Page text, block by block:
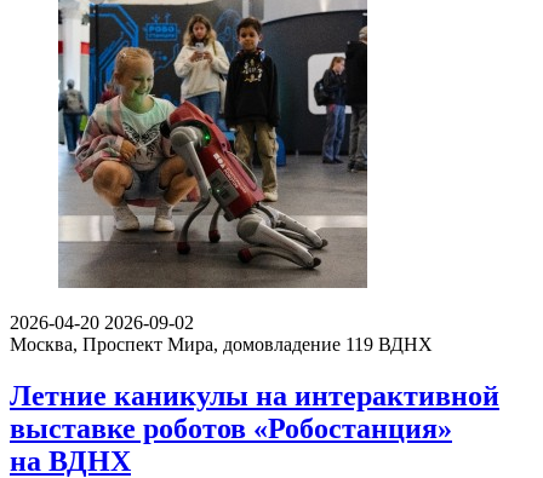
2026-04-20 2026-09-02
Москва, Проспект Мира, домовладение 119 ВДНХ
Летние каникулы на интерактивной
выставке роботов «Робостанция»
на ВДНХ